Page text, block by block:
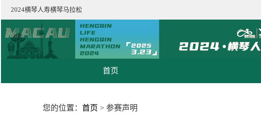
2024横琴人寿横琴马拉松
首页
您的位置： 首页 > 参赛声明